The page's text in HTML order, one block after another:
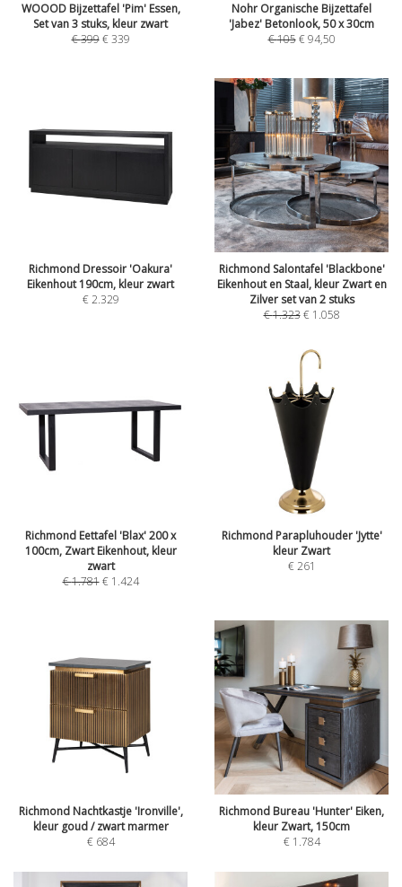
WOOOD Bijzettafel 'Pim' Essen,
Set van 3 stuks, kleur zwart
€399 €339
Nohr Organische Bijzettafel
'Jabez' Betonlook, 50 x 30cm
€105 €94,50
Richmond Dressoir 'Oakura'
Eikenhout 190cm, kleur zwart
€2.329
Richmond Salontafel 'Blackbone'
Eikenhout en Staal, kleur Zwart en
Zilver set van 2 stuks
€1.323 € 1.058
Richmond Eettafel 'Blax' 200 x
100cm, Zwart Eikenhout, kleur
zwart
€1.781 € 1.424
Richmond Parapluhouder 'Jytte'
kleur Zwart
€261
Richmond Nachtkastje 'Ironville',
kleur goud / zwart marmer
€ 684
Richmond Bureau 'Hunter' Eiken,
kleur Zwart, 150cm
€ 1.784